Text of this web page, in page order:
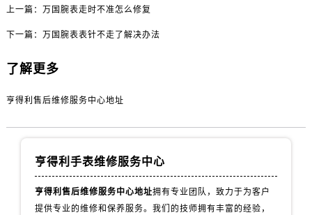
上一篇： 万国腕表走时不准怎么修复
下一篇： 万国腕表表针不走了解决办法
了解更多
亨得利售后维修服务中心地址
亨得利手表维修服务中心
亨得利售后维修服务中心地址拥有专业团队，致力于为客户
提供专业的维修和保养服务。我们的技师拥有丰富的经验，